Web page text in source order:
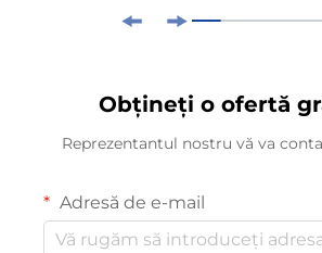
Obțineți o ofertă
Reprezentantul nostru vă va
Adresă de e-mail